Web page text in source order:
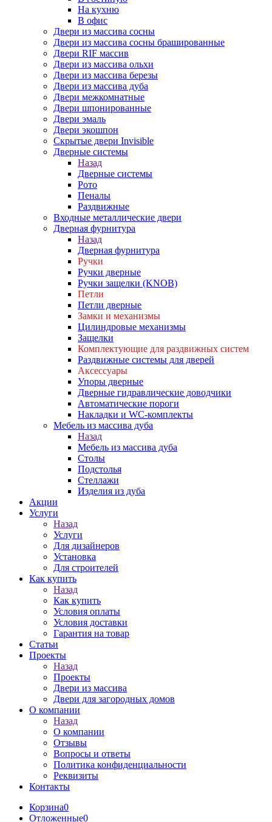
На кухню
В офис
Двери из массива сосны
Двери из массива сосны брашированные
Двери RIF массив
Двери из массива ольхи
Двери из массива березы
Двери из массива дуба
Двери межкомнатные
Двери шпонированные
Двери эмаль
Двери экошпон
Скрытые двери Invisible
Дверные системы
Назад
Дверные системы
Рото
Пеналы
Раздвижные
Входные металлические двери
Дверная фурнитура
Назад
Дверная фурнитура
Ручки
Ручки дверные
Ручки защелки (KNOB)
Петли
Петли дверные
Замки и механизмы
Цилиндровые механизмы
Защелки
Комплектующие для раздвижных систем
Раздвижные системы для дверей
Аксессуары
Упоры дверные
Дверные гидравлические доводчики
Автоматические пороги
Накладки и WC-комплекты
Мебель из массива дуба
Назад
Мебель из массива дуба
Столы
Подстолья
Стеллажи
Изделия из дуба
Акции
Услуги
Назад
Услуги
Для дизайнеров
Установка
Для строителей
Как купить
Назад
Как купить
Условия оплаты
Условия доставки
Гарантия на товар
Статьи
Проекты
Назад
Проекты
Двери из массива
Двери для загородных домов
О компании
Назад
О компании
Отзывы
Вопросы и ответы
Политика конфиденциальности
Реквизиты
Контакты
Корзина0
Отложенные0